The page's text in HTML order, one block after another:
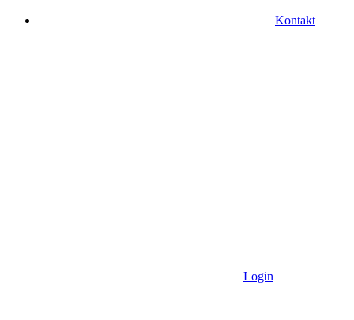
Kontakt
Login